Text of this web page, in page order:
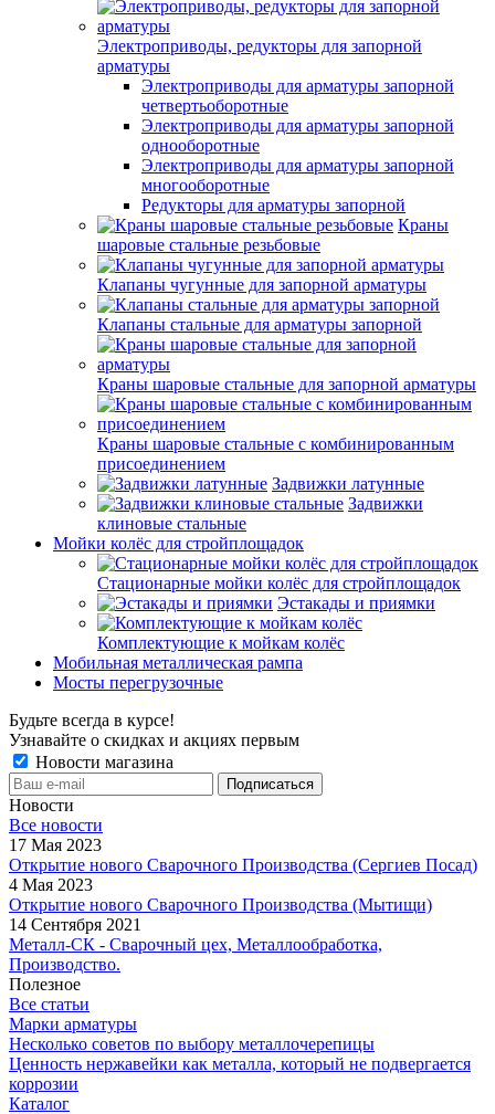
Электроприводы, редукторы для запорной
арматуры
Электроприводы для арматуры запорной
четвертьоборотные
Электроприводы для арматуры запорной
однооборотные
Электроприводы для арматуры запорной
многооборотные
Редукторы для арматуры запорной
Краны
шаровые стальные резьбовые
Клапаны чугунные для запорной арматуры
Клапаны стальные для арматуры запорной
Краны шаровые стальные для запорной арматуры
Краны шаровые стальные с комбинированным
присоединением
Задвижки латунные
Задвижки
клиновые стальные
Мойки колёс для стройплощадок
Стационарные мойки колёс для стройплощадок
Эстакады и приямки
Комплектующие к мойкам колёс
Мобильная металлическая рампа
Мосты перегрузочные
Будьте всегда в курсе!
Узнавайте о скидках и акциях первым
Новости магазина
Новости
Все новости
17 Мая 2023
Открытие нового Сварочного Производства (Сергиев Посад)
4 Мая 2023
Открытие нового Сварочного Производства (Мытищи)
14 Сентября 2021
Металл-СК - Сварочный цех, Металлообработка,
Производство.
Полезное
Все статьи
Марки арматуры
Несколько советов по выбору металлочерепицы
Ценность нержавейки как металла, который не подвергается
коррозии
Каталог